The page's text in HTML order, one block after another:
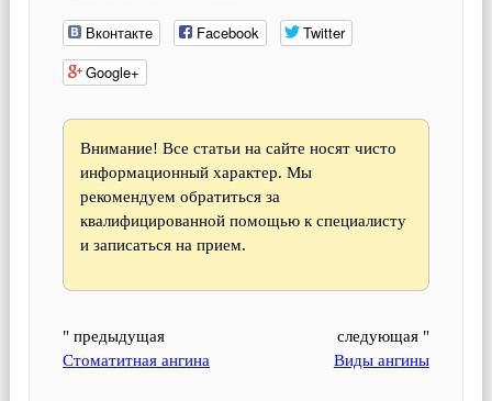
Вконтакте Facebook
Twitter
Google+
Внимание! Все статьи на сайте носят чисто
информационный характер. Мы
рекомендуем обратиться за
квалифицированной помощью к специалисту
и записаться на прием.
" предыдущая
Стоматитная ангина
следующая "
Виды ангины